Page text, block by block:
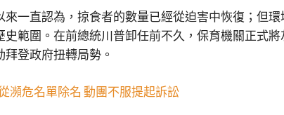
一直認為，掠食者的數量已經從迫害中恢復；但
範圍。在前總統川普卸任前不久，保育機關正式
登政府扭轉局勢。
瀕危名單除名 動團不服提起訴訟